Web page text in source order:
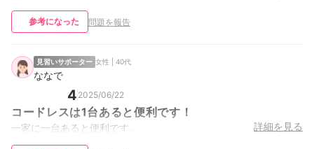
参考になった 問題を報告
見習いサポーター 女性 | 40代
ななで
4 2025/06/22
コードレスは1台あると便利です！
一家に一台あると便利です。 詳細を見る